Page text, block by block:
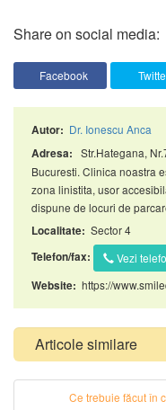
Share on social media:
Facebook
Autor: Dr. Ionescu Anca
Adresa: Str.Hategana,
Bucuresti. Clinica noastra
zona linistita, usor
dispune de locuri de
Localitate: Sector 4
Telefon/fax:
Vezi
Website: https://
Articole similare
Ce trebuie făcut în